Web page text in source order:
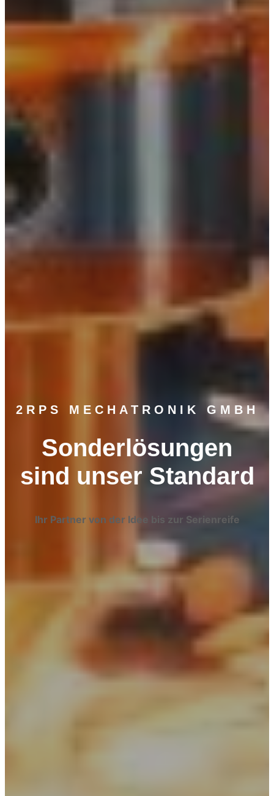
2RPS MECHATRONIK GMBH
Sonderlösungen
sind unser Standard
Ihr Partner von der Idee bis zur Serienreife